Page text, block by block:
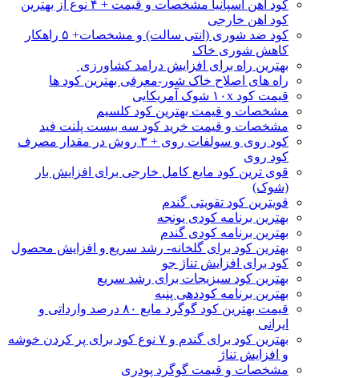
کود اهن اسپانیا مشخصات و قیمت + ۴ نوع از بهترین
کود اهن خارجی
کود ضد شوری (انتی سالت) و مشخصات+ ۵ راهکار
کاهش شوری خاک
بهترین راه برای افزایش درامد کشاورزی
راه های اصلاح خاک شور-معرفی بهترین کود ها
قیمت کود ۱۰x شوک آمریکایی
مشخصات و قیمت بهترین کود کلسیم
مشخصات و قیمت خرید کود سه بیست پلنت فید
کود روی و سولفات روی + ۳ روش در مقدار مصرف
کود روی
قوی ترین کود مایع کامل خارجی برای افزایش بار
(شوک)
قویترین کود تقویتی گندم
بهترین برنامه کودی یونجه
بهترین برنامه کودی گندم
بهترین کود برای گلخانه- رشد سریع و افزایش محصول
کود برای افزایش تناژ جو
بهترین کود سبزیجات برای رشد سریع
بهترین برنامه کوددهی پنبه
قیمت بهترین کود گوگرد مایع ۸۰ درصد وارداتی و
ایرانی
بهترین کود برای گندم و ۷ نوع کود برای پر کردن خوشه
و افزایش تناژ
مشخصات و قیمت گوگرد پودری